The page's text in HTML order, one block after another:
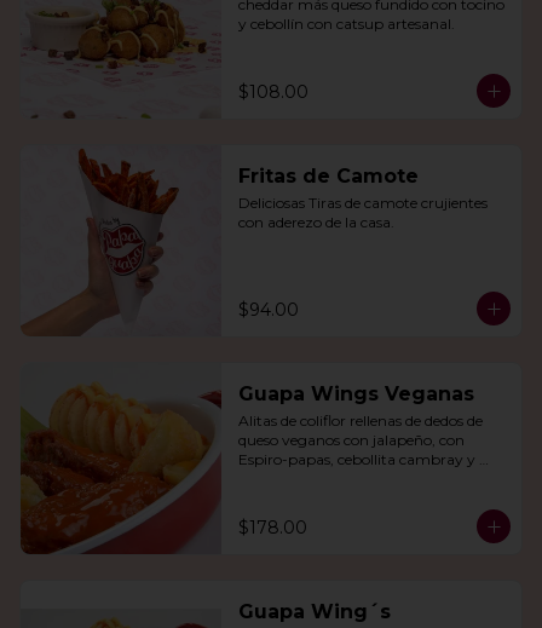
cheddar más queso fundido con tocino
y cebollín con catsup artesanal.
$108.00
Fritas de Camote
Deliciosas Tiras de camote crujientes
con aderezo de la casa.
$94.00
Guapa Wings Veganas
Alitas de coliflor rellenas de dedos de
queso veganos con jalapeño, con
Espiro-papas, cebollita cambray y
$178.00
Guapa Wing´s